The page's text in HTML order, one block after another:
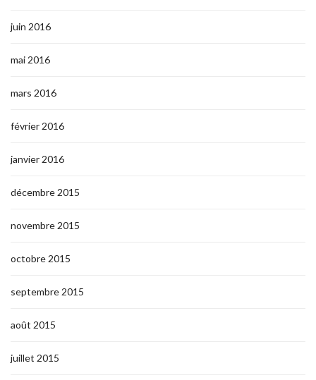
juin 2016
mai 2016
mars 2016
février 2016
janvier 2016
décembre 2015
novembre 2015
octobre 2015
septembre 2015
août 2015
juillet 2015